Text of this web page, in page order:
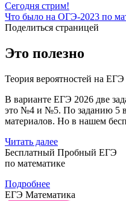
Сегодня стрим!
Что было на ОГЭ-2023 по
Поделиться страницей
Это полезно
Теория вероятностей на
В варианте ЕГЭ 2026 две
это №4 и №5. По заданию 5
материалов. Но в нашем
Читать далее
Бесплатный Пробный ЕГЭ
по математике
Подробнее
ЕГЭ Математика